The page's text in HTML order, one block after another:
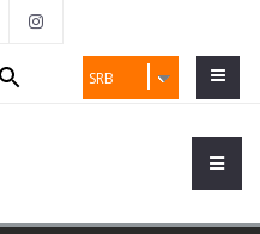
SRB